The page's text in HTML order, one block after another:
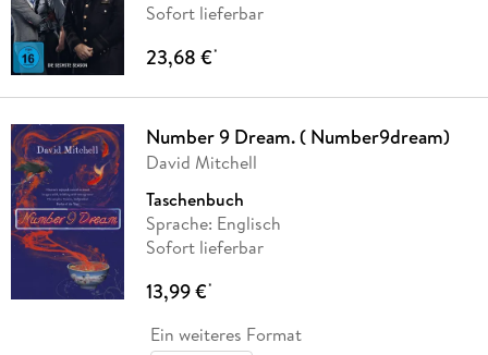
Sofort lieferbar
23,68 €*
Number 9 Dream. ( Number9dream)
David Mitchell
Taschenbuch
Sprache: Englisch
Sofort lieferbar
13,99 €*
Ein weiteres Format